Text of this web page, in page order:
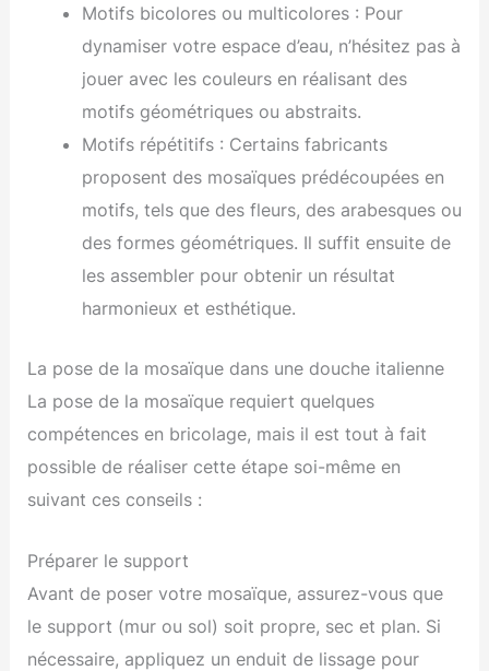
Motifs bicolores ou multicolores : Pour
dynamiser votre espace d’eau, n’hésitez pas à
jouer avec les couleurs en réalisant des
motifs géométriques ou abstraits.
Motifs répétitifs : Certains fabricants
proposent des mosaïques prédécoupées en
motifs, tels que des fleurs, des arabesques ou
des formes géométriques. Il suffit ensuite de
les assembler pour obtenir un résultat
harmonieux et esthétique.
La pose de la mosaïque dans une douche italienne
La pose de la mosaïque requiert quelques
compétences en bricolage, mais il est tout à fait
possible de réaliser cette étape soi-même en
suivant ces conseils :
Préparer le support
Avant de poser votre mosaïque, assurez-vous que
le support (mur ou sol) soit propre, sec et plan. Si
nécessaire, appliquez un enduit de lissage pour